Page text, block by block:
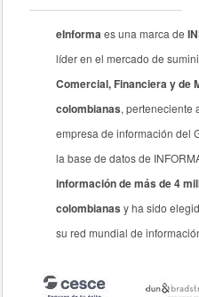
eInformaes una marca de
líder en el mercado de
Comercial, Financiera y de
colombianas, perteneciente
empresa de información del
la base de datos de
información de más de 4
colombianas y ha sido
su red mundial de